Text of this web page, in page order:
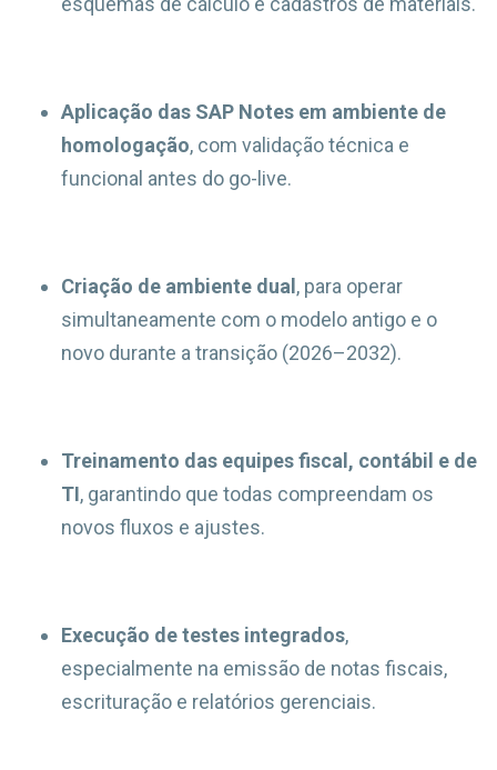
Aplicação das SAP Notes em ambiente de
homologação, com validação técnica e
funcional antes do go-live.
Criação de ambiente dual , para operar
simultaneamente com o modelo antigo e o
novo durante a transição (2026–2032).
Treinamento das equipes fiscal, contábil e de
TI, garantindo que todas compreendam os
novos fluxos e ajustes.
Execução de testes integrados,
especialmente na emissão de notas fiscais,
escrituração e relatórios gerenciais.